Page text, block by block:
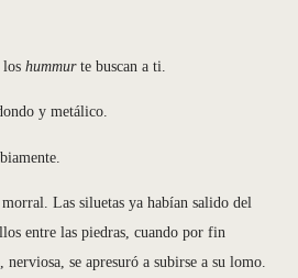
los hummurte buscan a ti.
y metálico.
Las siluetas ya habían salido del
entre las piedras, cuando por fin
se apresuró a subirse a su lomo.